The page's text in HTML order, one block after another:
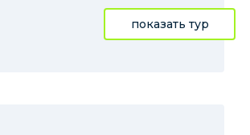
показать тур